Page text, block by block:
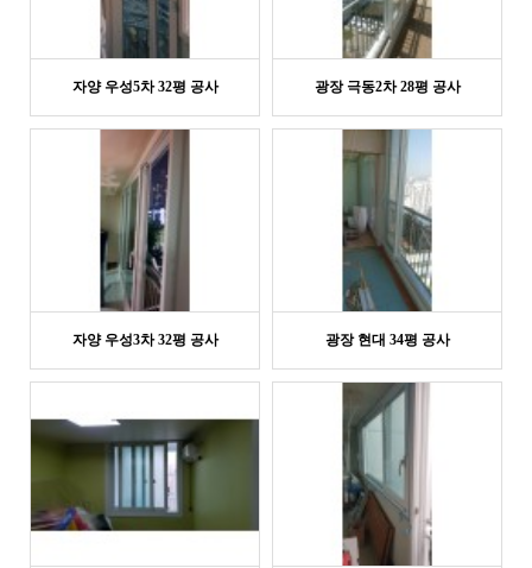
자양 우성5차 32평 공사 광장 극동2차 28평 공사
자양 우성3차 32평 공사 광장 현대 34평 공사